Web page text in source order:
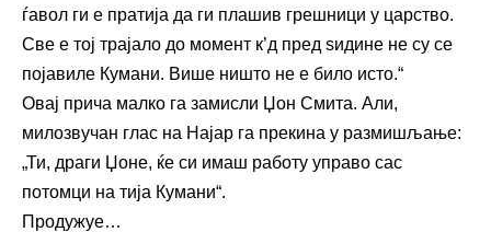
ѓавол ги е пратија да ги плашив грешници у царство.
Све е тој трајало до момент к’д пред ѕидине не су се
појавиле Кумани. Више ништо не е било исто.“
Овај прича малко га замисли Џон Смита. Али,
милозвучан глас на Најар га прекина у размишљање:
„Ти, драги Џоне, ќе си имаш работу управо сас
потомци на тија Кумани“.
Продужуе…